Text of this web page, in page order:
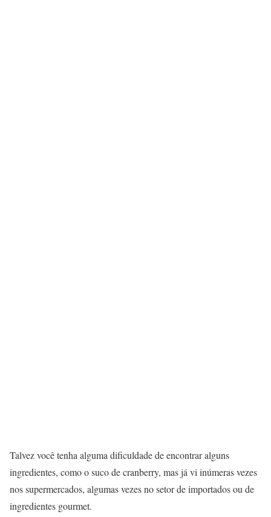
Talvez você tenha alguma dificuldade de encontrar alguns
ingredientes, como o suco de cranberry, mas já vi inúmeras vezes
nos supermercados, algumas vezes no setor de importados ou de
ingredientes gourmet.